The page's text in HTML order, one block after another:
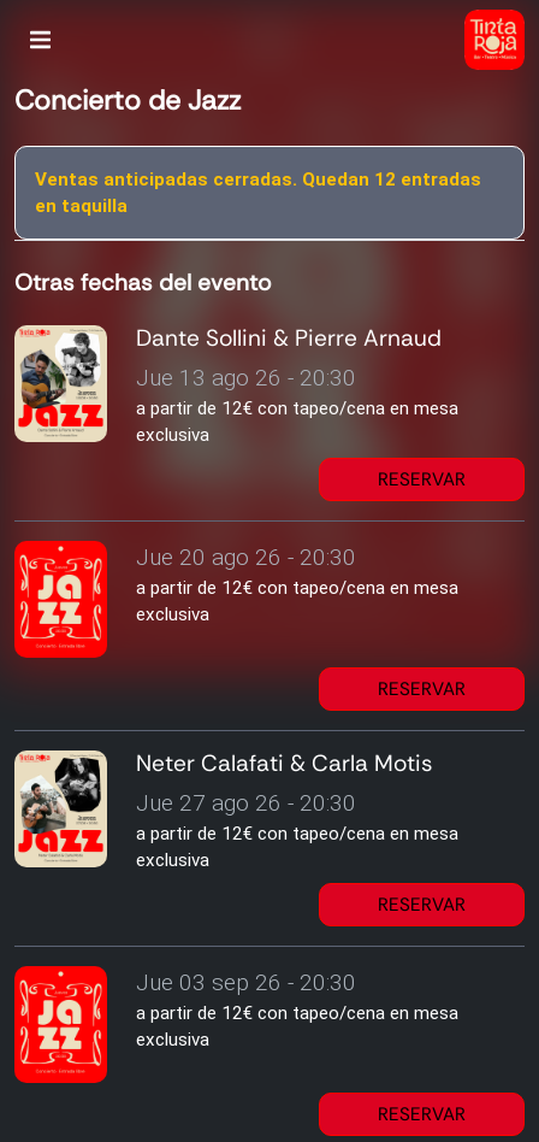
Concierto de Jazz
Ventas anticipadas cerradas. Quedan 12 entradas
en taquilla
Otras fechas del evento
Dante Sollini & Pierre Arnaud
Jue 13 ago 26 - 20:30
a partir de 12€ con tapeo/cena en mesa
exclusiva
RESERVAR
Jue 20 ago 26 - 20:30
a partir de 12€ con tapeo/cena en mesa
exclusiva
RESERVAR
Neter Calafati & Carla Motis
Jue 27 ago 26 - 20:30
a partir de 12€ con tapeo/cena en mesa
exclusiva
RESERVAR
Jue 03 sep 26 - 20:30
a partir de 12€ con tapeo/cena en mesa
exclusiva
RESERVAR